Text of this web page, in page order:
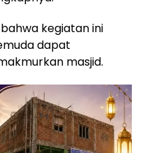
kegiatan ini
dapat
masjid.